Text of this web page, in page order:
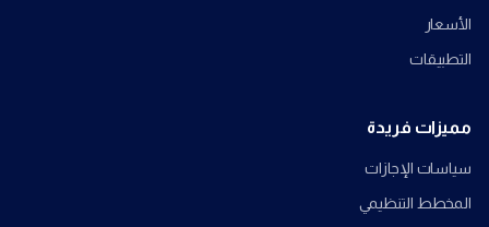
الأسعار
التطبيقات
مميزات فريدة
سياسات الإجازات
المخطط التنظيمي